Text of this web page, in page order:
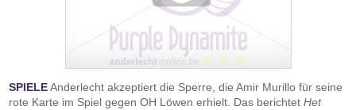
SPIELEAnderlecht akzeptiert die Sperre, die Amir Murillo für seine
rote Karte im Spiel gegen OH Löwen erhielt. Das berichtetHet